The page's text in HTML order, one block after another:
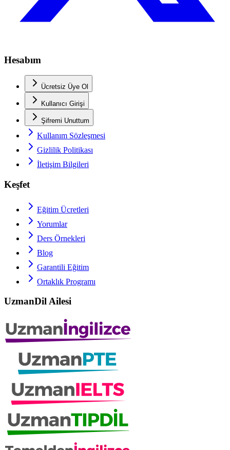
Hesabım
Ücretsiz Üye Ol
Kullanıcı Girişi
Şifremi Unuttum
Kullanım Sözleşmesi
Gizlilik Politikası
İletişim Bilgileri
Keşfet
Eğitim Ücretleri
Yorumlar
Ders Örnekleri
Blog
Garantili Eğitim
Ortaklık Programı
UzmanDil Ailesi